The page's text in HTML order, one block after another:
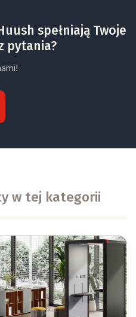
spełniają Twoje
pytania?
w tej kategorii